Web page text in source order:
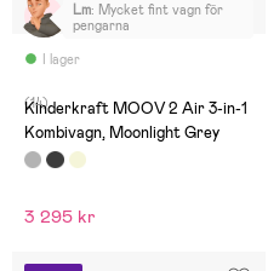
I lager
Lm: Mycket fint vagn för
pengarna
(14)
Kinderkraft MOOV 2 Air 3-in-1
Kombivagn, Moonlight Grey
3 295 kr